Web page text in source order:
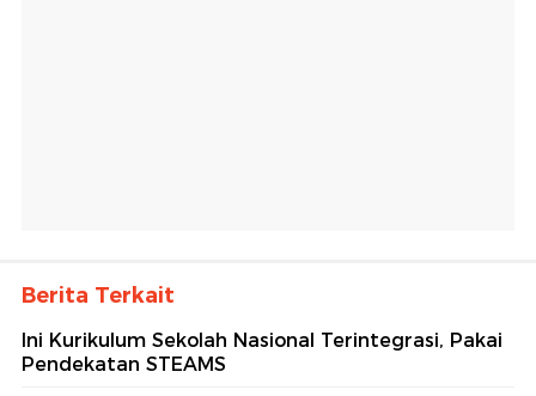
Berita Terkait
Ini Kurikulum Sekolah Nasional Terintegrasi, Pakai
Pendekatan STEAMS